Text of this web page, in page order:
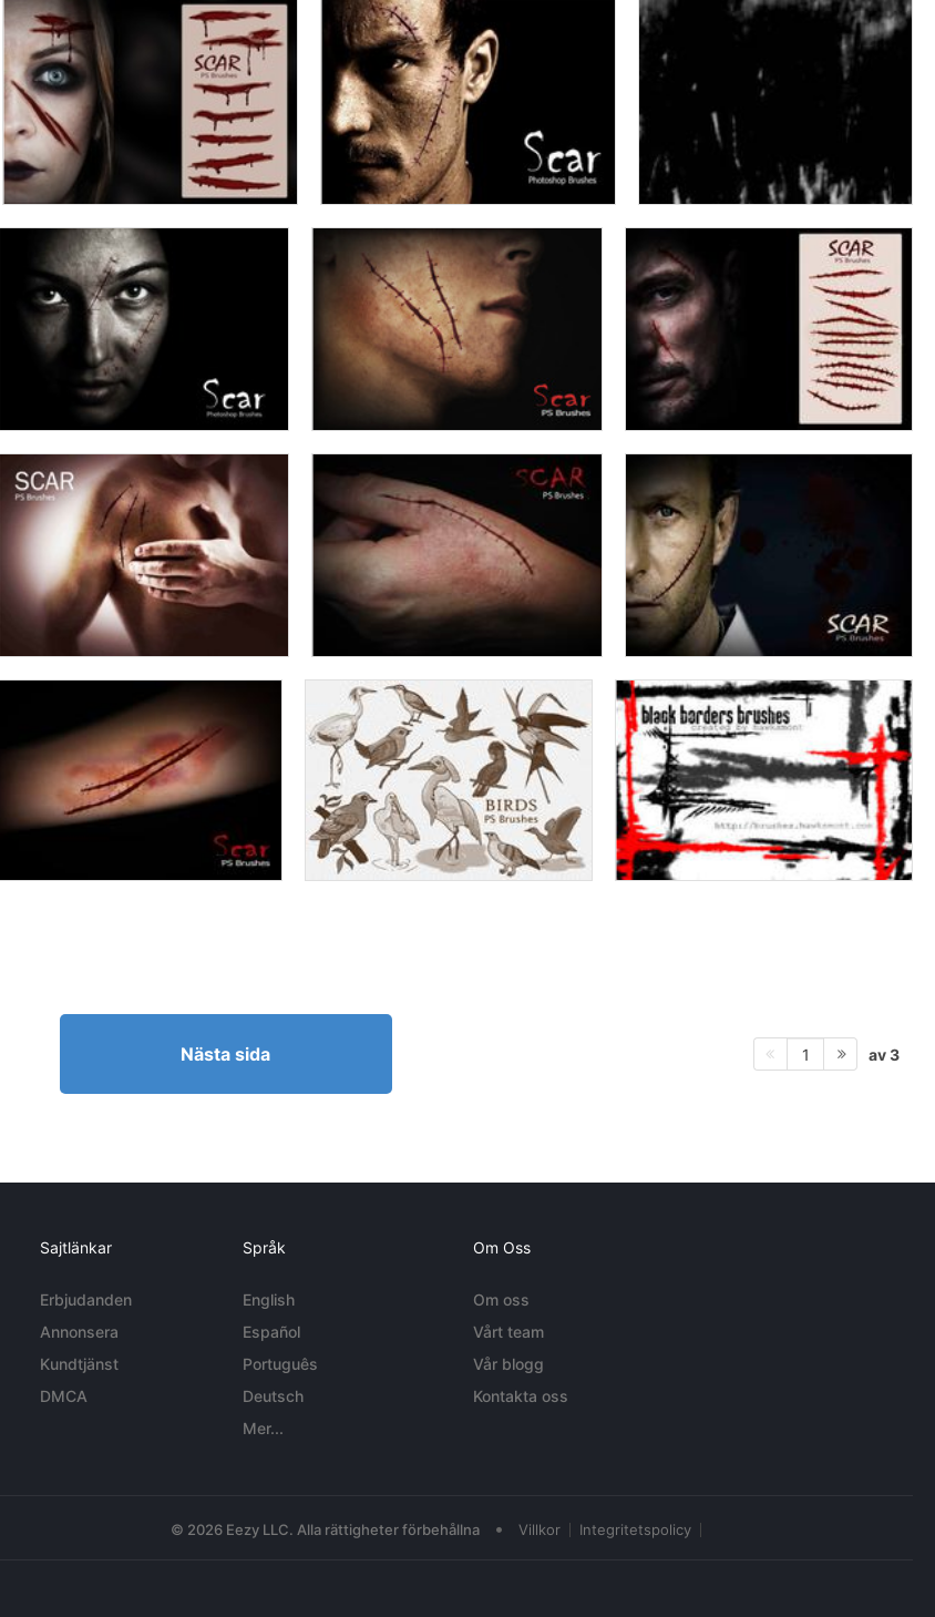
Nästa sida 1 av 3
Sajtlänkar
Erbjudanden
Annonsera
Kundtjänst
DMCA
Språk
English
Español
Português
Deutsch
Mer...
Om Oss
Om oss
Vårt team
Vår blogg
Kontakta oss
© 2026 Eezy LLC. Alla rättigheter förbehållna • Villkor Integritetspolicy